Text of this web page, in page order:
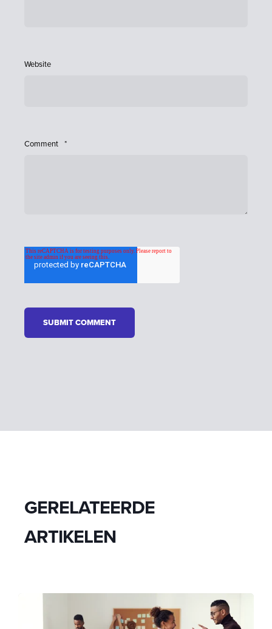
Website
Comment *
GERELATEERDE
ARTIKELEN